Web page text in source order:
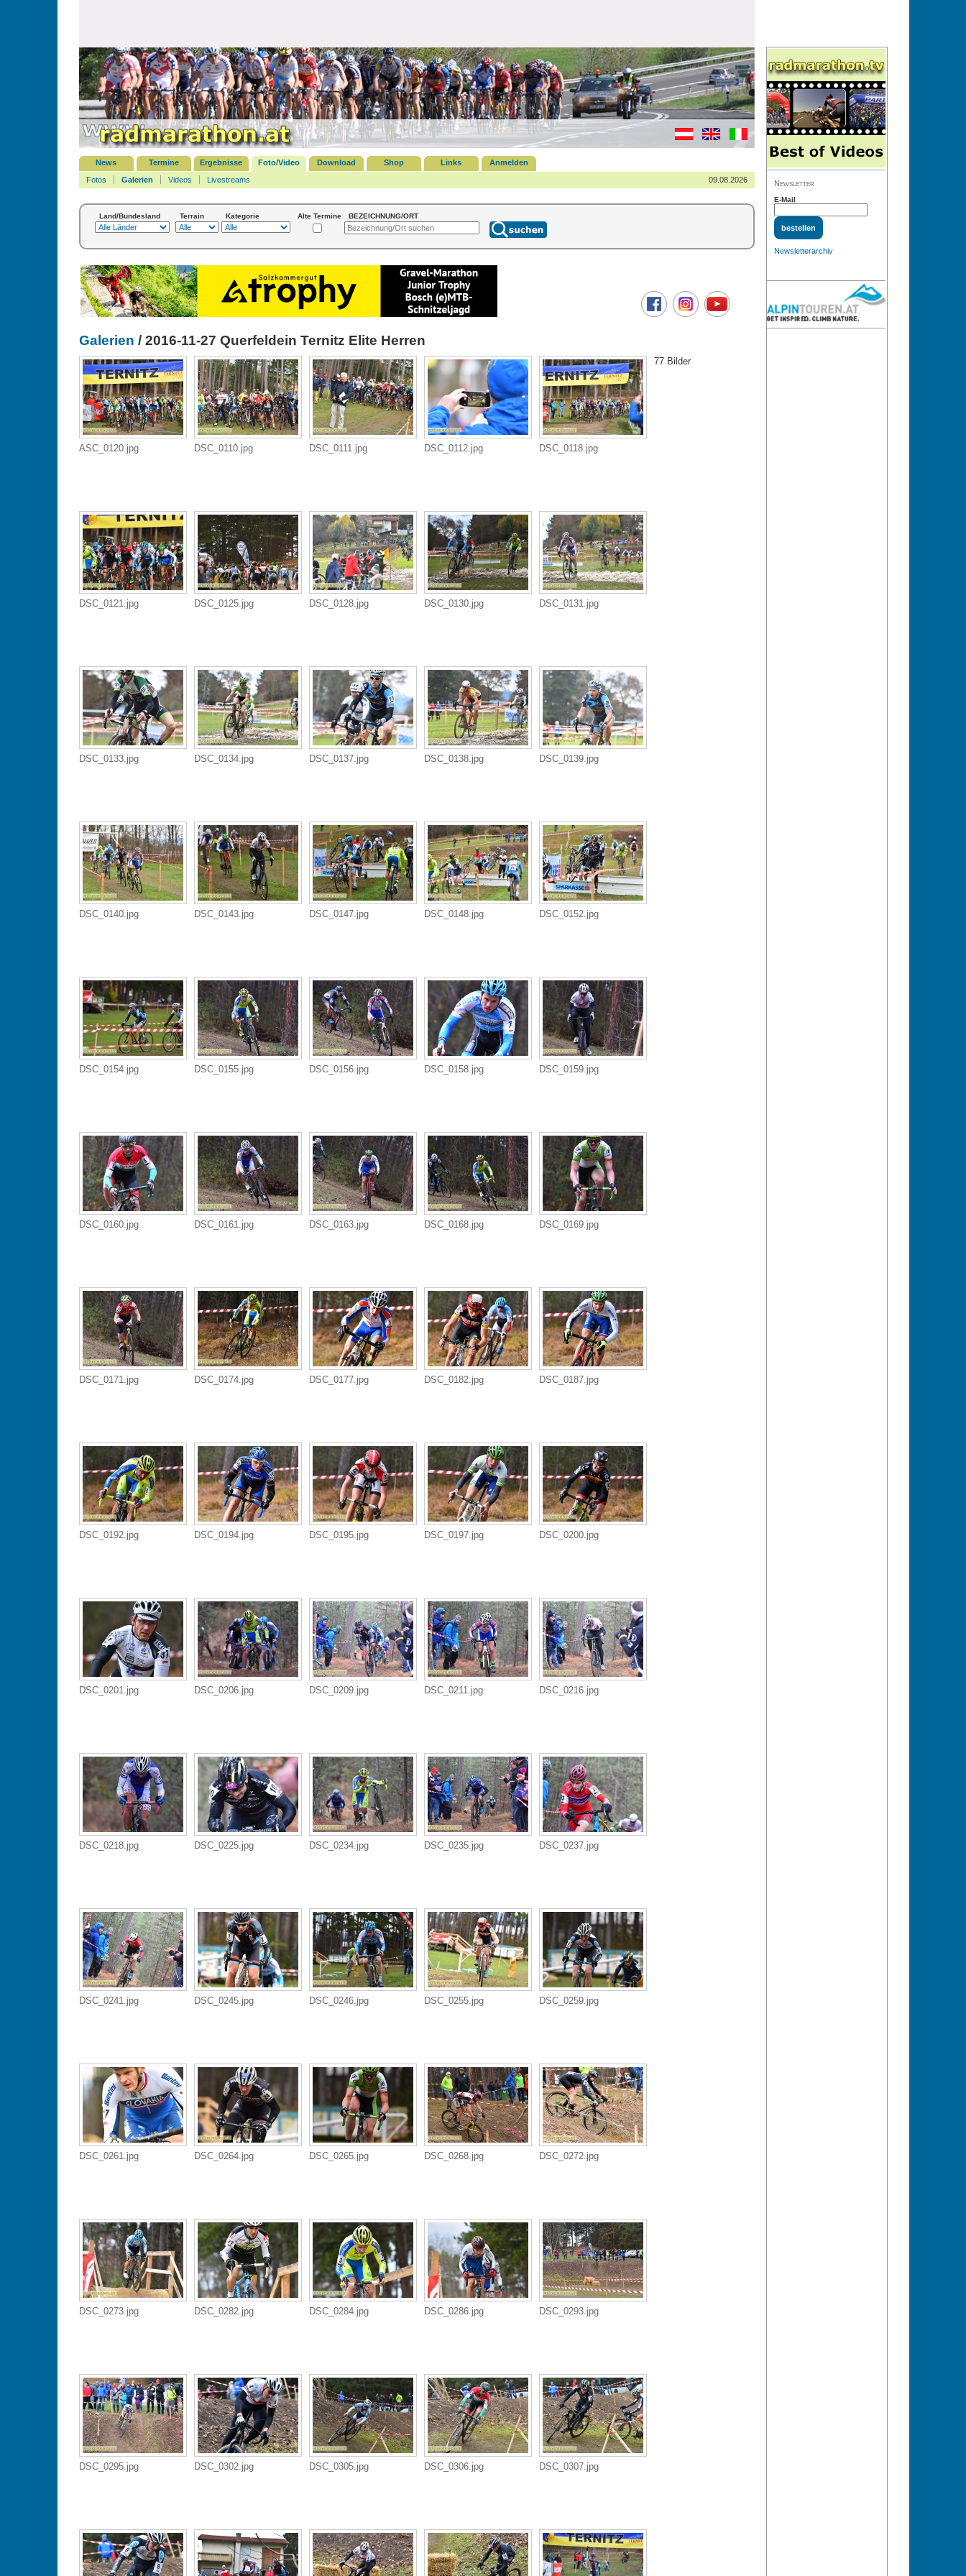
News Termine Ergebnisse Foto/Video Download Shop Links
Anmelden
Fotos
Galerien Videos Livestreams 09.08.2026
Land/Bundesland Terrain Kategorie Alte Termine BEZEICHNUNG/ORT
Galerien / 2016-11-27 Querfeldein Ternitz Elite Herren
ASC_0120.jpg DSC_0110.jpg DSC_0111.jpg DSC_0112.jpg DSC_0118.jpg
DSC_0121.jpg DSC_0125.jpg DSC_0128.jpg DSC_0130.jpg DSC_0131.jpg
DSC_0133.jpg DSC_0134.jpg DSC_0137.jpg DSC_0138.jpg DSC_0139.jpg
DSC_0140.jpg DSC_0143.jpg DSC_0147.jpg DSC_0148.jpg DSC_0152.jpg
DSC_0154.jpg DSC_0155.jpg DSC_0156.jpg DSC_0158.jpg DSC_0159.jpg
DSC_0160.jpg DSC_0161.jpg DSC_0163.jpg DSC_0168.jpg DSC_0169.jpg
DSC_0171.jpg DSC_0174.jpg DSC_0177.jpg DSC_0182.jpg DSC_0187.jpg
DSC_0192.jpg DSC_0194.jpg DSC_0195.jpg DSC_0197.jpg DSC_0200.jpg
DSC_0201.jpg DSC_0206.jpg DSC_0209.jpg DSC_0211.jpg DSC_0216.jpg
DSC_0218.jpg DSC_0225.jpg DSC_0234.jpg DSC_0235.jpg DSC_0237.jpg
DSC_0241.jpg DSC_0245.jpg DSC_0246.jpg DSC_0255.jpg DSC_0259.jpg
DSC_0261.jpg DSC_0264.jpg DSC_0265.jpg DSC_0268.jpg DSC_0272.jpg
DSC_0273.jpg DSC_0282.jpg DSC_0284.jpg DSC_0286.jpg DSC_0293.jpg
DSC_0295.jpg DSC_0302.jpg DSC_0305.jpg DSC_0306.jpg DSC_0307.jpg
77 Bilder
Newsletter
E-Mail
Newsletterarchiv